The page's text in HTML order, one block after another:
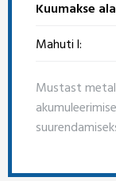
Kuumakse
Mahuti l:
Mustast